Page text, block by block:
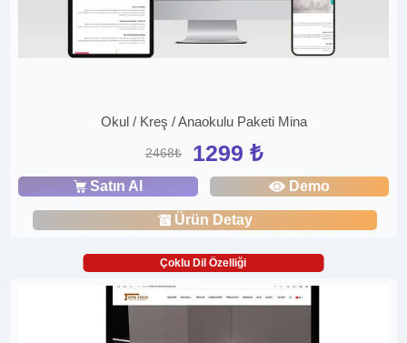
Okul / Kreş / Anaokulu Paketi Mina
2468₺ 1299 ₺
Satın Al Demo
Ürün Detay
Çoklu Dil Özelliği